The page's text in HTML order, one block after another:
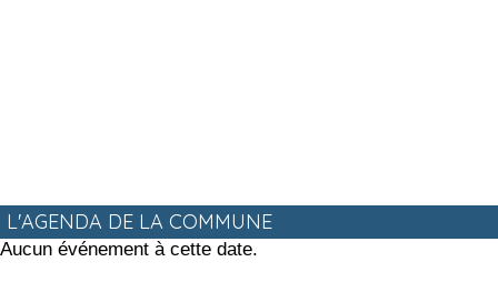
L'AGENDA DE LA COMMUNE
Aucun événement à cette date.